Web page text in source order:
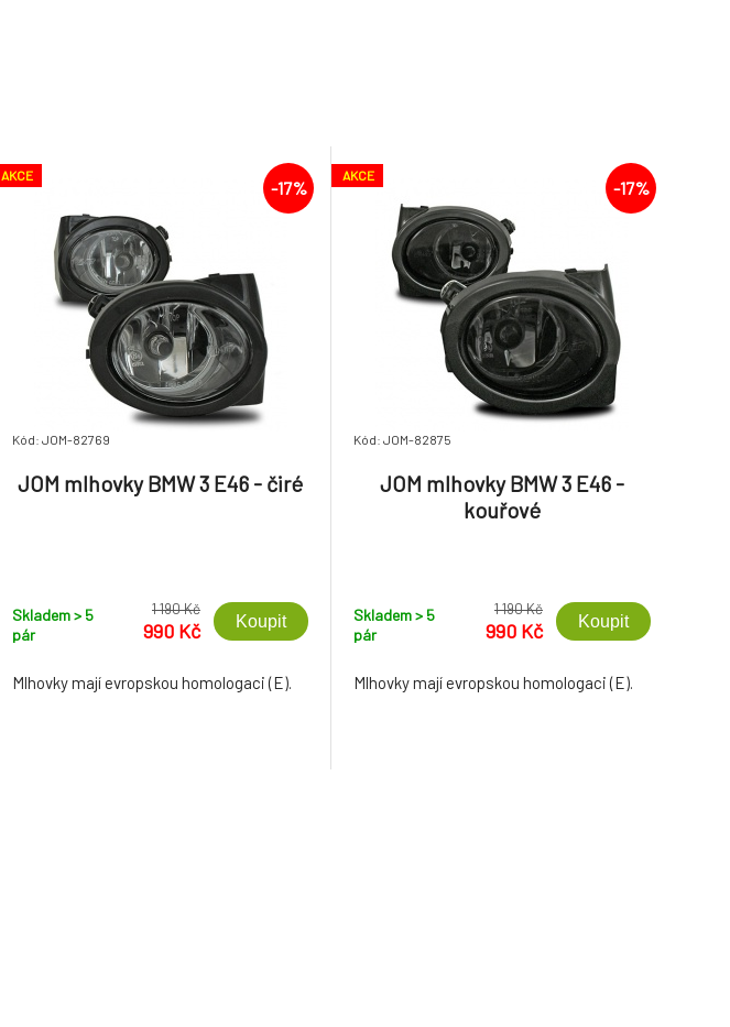
AKCE
-17%
Kód: JOM-82769
JOM mlhovky BMW 3 E46 - čiré
Skladem > 5
pár
1 190 Kč
990 Kč Koupit
Mlhovky mají evropskou homologaci (E).
AKCE
-17%
Kód: JOM-82875
JOM mlhovky BMW 3 E46 -
kouřové
Skladem > 5
pár
1 190 Kč
990 Kč Koupit
Mlhovky mají evropskou homologaci (E).